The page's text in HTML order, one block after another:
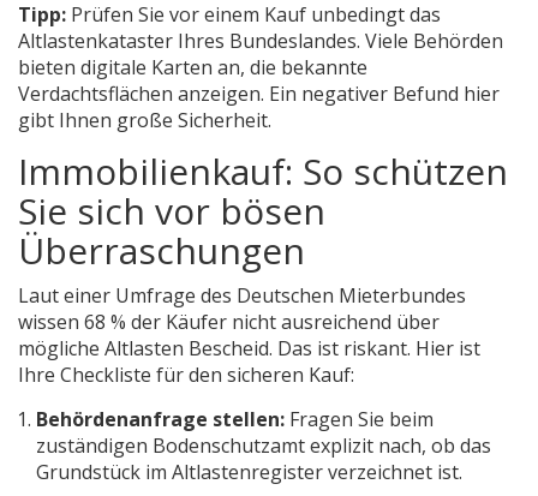
Tipp: Prüfen Sie vor einem Kauf unbedingt das
Altlastenkataster Ihres Bundeslandes. Viele Behörden
bieten digitale Karten an, die bekannte
Verdachtsflächen anzeigen. Ein negativer Befund hier
gibt Ihnen große Sicherheit.
Immobilienkauf: So schützen
Sie sich vor bösen
Überraschungen
Laut einer Umfrage des Deutschen Mieterbundes
wissen 68 % der Käufer nicht ausreichend über
mögliche Altlasten Bescheid. Das ist riskant. Hier ist
Ihre Checkliste für den sicheren Kauf:
Behördenanfrage stellen: Fragen Sie beim
zuständigen Bodenschutzamt explizit nach, ob das
Grundstück im Altlastenregister verzeichnet ist.